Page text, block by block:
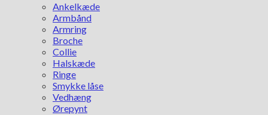
Ankelkæde
Armbånd
Armring
Broche
Collie
Halskæde
Ringe
Smykke låse
Vedhæng
Ørepynt